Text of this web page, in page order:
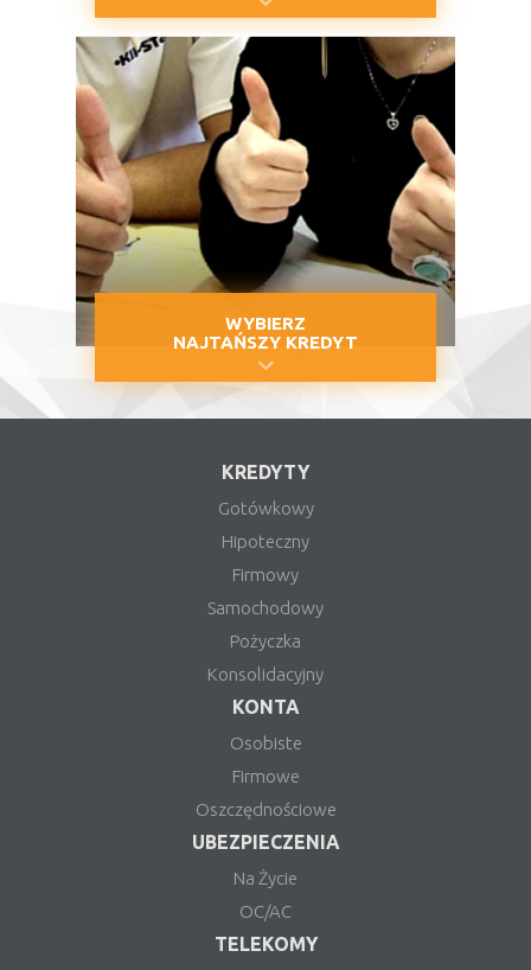
WYBIERZ
NAJTAŃSZY KREDYT
KREDYTY
Gotówkowy
Hipoteczny
Firmowy
Samochodowy
Pożyczka
Konsolidacyjny
KONTA
Osobiste
Firmowe
Oszczędnościowe
UBEZPIECZENIA
Na Życie
OC/AC
TELEKOMY